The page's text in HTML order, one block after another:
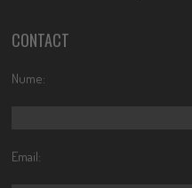
CONTACT
Nume:
Email: